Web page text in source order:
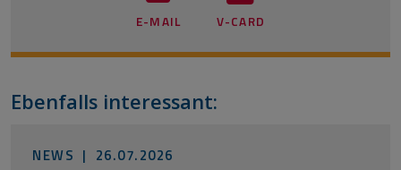
E-MAIL V-CARD
Ebenfalls interessant:
NEWS | 26.07.2026